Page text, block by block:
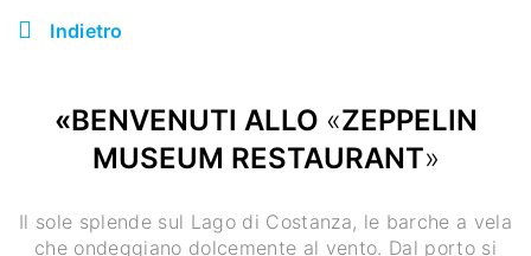
Indietro
«BENVENUTI ALLO «ZEPPELIN
MUSEUM RESTAURANT»
Il sole splende sul Lago di Costanza, le barche a vela
che ondeggiano dolcemente al vento. Dal porto si